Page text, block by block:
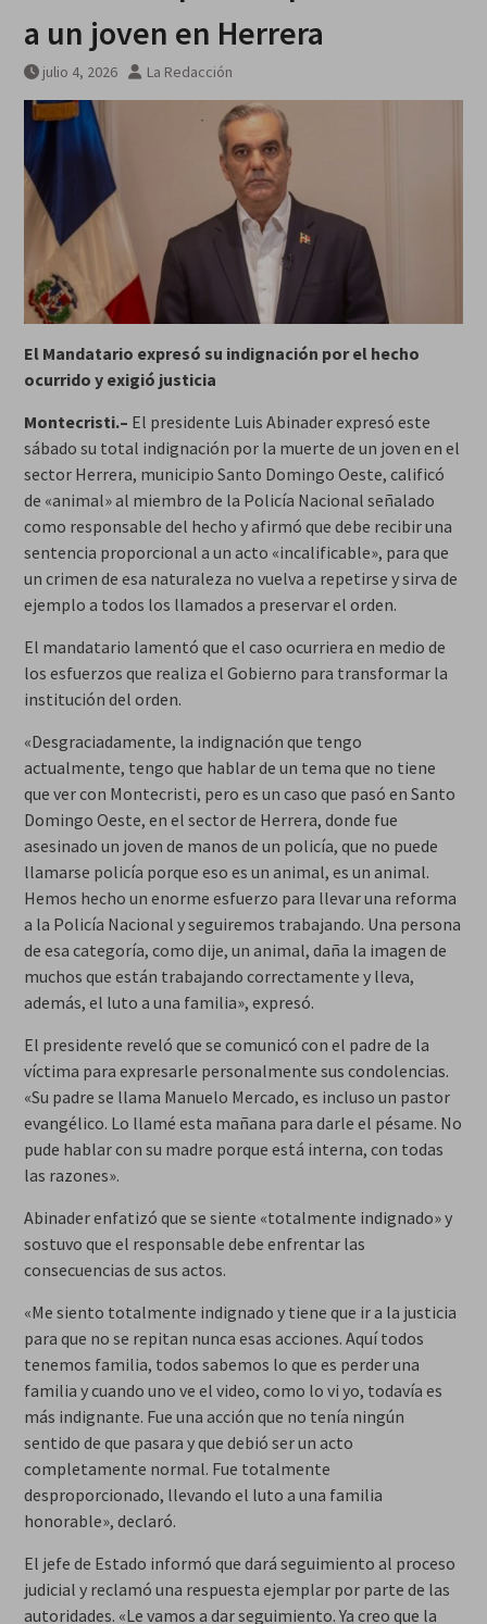
a un joven en Herrera
julio 4, 2026 La Redacción
El Mandatario expresó su indignación por el hecho
ocurrido y exigió justicia
Montecristi.– El presidente Luis Abinader expresó este
sábado su total indignación por la muerte de un joven en el
sector Herrera, municipio Santo Domingo Oeste, calificó
de «animal» al miembro de la Policía Nacional señalado
como responsable del hecho y afirmó que debe recibir una
sentencia proporcional a un acto «incalificable», para que
un crimen de esa naturaleza no vuelva a repetirse y sirva de
ejemplo a todos los llamados a preservar el orden.
El mandatario lamentó que el caso ocurriera en medio de
los esfuerzos que realiza el Gobierno para transformar la
institución del orden.
«Desgraciadamente, la indignación que tengo
actualmente, tengo que hablar de un tema que no tiene
que ver con Montecristi, pero es un caso que pasó en Santo
Domingo Oeste, en el sector de Herrera, donde fue
asesinado un joven de manos de un policía, que no puede
llamarse policía porque eso es un animal, es un animal.
Hemos hecho un enorme esfuerzo para llevar una reforma
a la Policía Nacional y seguiremos trabajando. Una persona
de esa categoría, como dije, un animal, daña la imagen de
muchos que están trabajando correctamente y lleva,
además, el luto a una familia», expresó.
El presidente reveló que se comunicó con el padre de la
víctima para expresarle personalmente sus condolencias.
«Su padre se llama Manuelo Mercado, es incluso un pastor
evangélico. Lo llamé esta mañana para darle el pésame. No
pude hablar con su madre porque está interna, con todas
las razones».
Abinader enfatizó que se siente «totalmente indignado» y
sostuvo que el responsable debe enfrentar las
consecuencias de sus actos.
«Me siento totalmente indignado y tiene que ir a la justicia
para que no se repitan nunca esas acciones. Aquí todos
tenemos familia, todos sabemos lo que es perder una
familia y cuando uno ve el video, como lo vi yo, todavía es
más indignante. Fue una acción que no tenía ningún
sentido de que pasara y que debió ser un acto
completamente normal. Fue totalmente
desproporcionado, llevando el luto a una familia
honorable», declaró.
El jefe de Estado informó que dará seguimiento al proceso
judicial y reclamó una respuesta ejemplar por parte de las
autoridades. «Le vamos a dar seguimiento. Ya creo que la